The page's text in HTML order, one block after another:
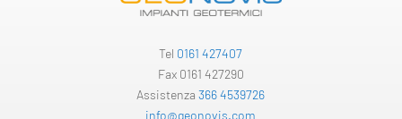
Tel 0161 427407
Fax 0161 427290
Assistenza366 4539726
info@geonovis.com